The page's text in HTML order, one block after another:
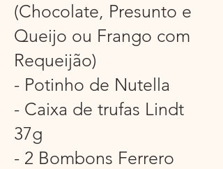
(Chocolate, Presunto e
Queijo ou Frango com
Requeijão)
- Potinho de Nutella
- Caixa de trufas Lindt
37g
- 2 Bombons Ferrero